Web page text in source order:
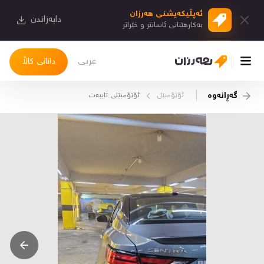
ئەپڵیكەیشنی هەرزان
بەكارهێنانی ئاسانتر و خێراتر دابەزاندن
دانانی کاڵا عربی
کاڵاکانم
دیاریکراوەکانم
دوا بینراوەکان
گەڕانەوە ئۆتۆمبێل ئۆتۆمبێلی تایبه‌ت